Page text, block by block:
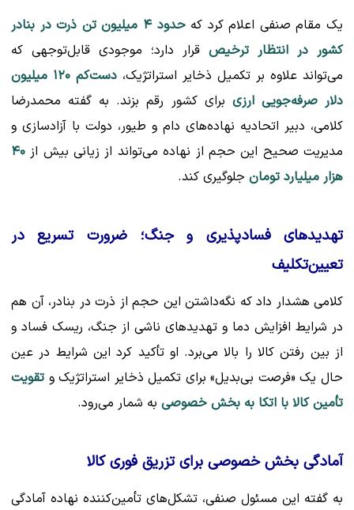
یک مقام صنفی اعلام کرد که
حدود ۴ میلیون تن ذرت در بنادر
کشور در انتظار ترخیص قرار دارد؛ موجودی قابل‌توجهی که
می‌تواند علاوه بر تکمیل ذخایر استراتژیک،
دست‌کم ۱۲۰ میلیون
دلار صرفه‌جویی ارزی برای کشور رقم بزند. به گفته محمدرضا
کلامی، دبیر اتحادیه نهاده‌های دام و طیور، دولت با آزادسازی و
مدیریت صحیح این حجم از نهاده می‌تواند از زیانی بیش از ۴۰
هزار میلیارد تومان جلوگیری کند.
تهدیدهای فسادپذیری و جنگ؛ ضرورت تسریع در
تعیین‌تکلیف
کلامی هشدار داد که نگه‌داشتن این حجم از ذرت در بنادر، آن هم
در شرایط افزایش دما و تهدیدهای ناشی از جنگ، ریسک فساد و
از بین رفتن کالا را بالا می‌برد. او تأکید کرد این شرایط در عین
حال یک «فرصت بی‌بدیل» برای تکمیل ذخایر استراتژیک وتقویت
تأمین کالا با اتکا به بخش خصوصی به شمار می‌رود.
آمادگی بخش خصوصی برای تزریق فوری کالا
به گفته این مسئول صنفی، تشکل‌های تأمین‌کننده نهاده آمادگی